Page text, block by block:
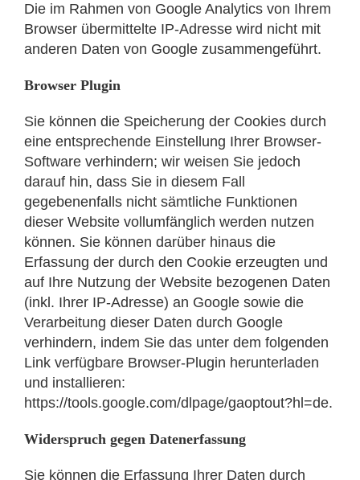
Die im Rahmen von Google Analytics von Ihrem
Browser übermittelte IP-Adresse wird nicht mit
anderen Daten von Google zusammengeführt.
Browser Plugin
Sie können die Speicherung der Cookies durch
eine entsprechende Einstellung Ihrer Browser-
Software verhindern; wir weisen Sie jedoch
darauf hin, dass Sie in diesem Fall
gegebenenfalls nicht sämtliche Funktionen
dieser Website vollumfänglich werden nutzen
können. Sie können darüber hinaus die
Erfassung der durch den Cookie erzeugten und
auf Ihre Nutzung der Website bezogenen Daten
(inkl. Ihrer IP-Adresse) an Google sowie die
Verarbeitung dieser Daten durch Google
verhindern, indem Sie das unter dem folgenden
Link verfügbare Browser-Plugin herunterladen
und installieren:
https://tools.google.com/dlpage/gaoptout?hl=de.
Widerspruch gegen Datenerfassung
Sie können die Erfassung Ihrer Daten durch